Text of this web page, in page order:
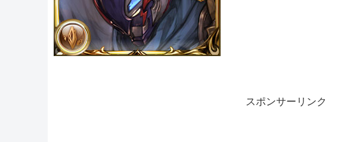
スポンサーリンク